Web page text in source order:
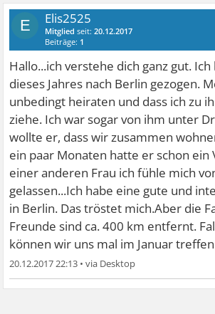
E Elis2525
Mitglied seit:20.12.2017
Beiträge: 1
Hallo...ich verstehe dich ganz gut.
dieses Jahres nach Berlin gezogen.
unbedingt heiraten und dass ich zu
ziehe. Ich war sogar von ihm unter
wollte er, dass wir zusammen
ein paar Monaten hatte er schon ein
einer anderen Frau ich fühle mich
gelassen...Ich habe eine gute und
in Berlin. Das tröstet mich.Aber die
Freunde sind ca. 400 km entfernt.
können wir uns mal im Januar
20.12.2017 22:13 •